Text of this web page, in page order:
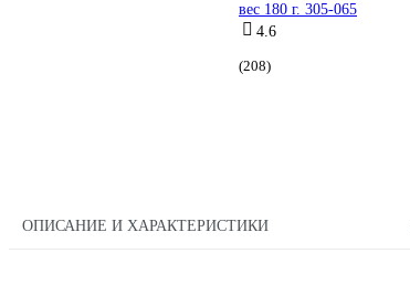
вес 180 г. 305-065
4.6
(208)
ОПИСАНИЕ И ХАРАКТЕРИСТИКИ